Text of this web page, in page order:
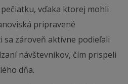
vďaka ktorej mohli
pripravené
sa zároveň aktívne podieľali
návštevníkov, čím prispeli
dňa.